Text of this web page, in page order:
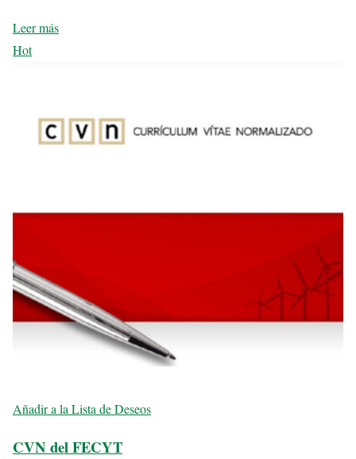
Leer más
Hot
Añadir a la Lista de Deseos
CVN del FECYT